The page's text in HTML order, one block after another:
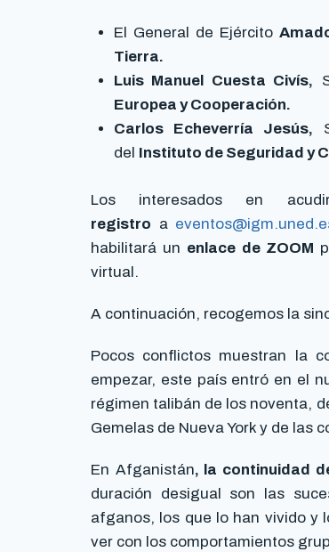
El General de Ejército
Tierra.
Luis Manuel Cuesta Civís,
Europea y Cooperación.
Carlos Echeverría Jesús,
del Instituto de Seguridad y
Los interesados en
registro a
habilitará un enlace de ZOOM
virtual.
A continuación, recogemos la
Pocos conflictos muestran la
empezar, este país entró en el
régimen talibán de los noventa,
Gemelas de Nueva York y de las
En Afganistán, la continuidad
duración desigual son las
afganos, los que lo han vivido y
ver con los comportamientos